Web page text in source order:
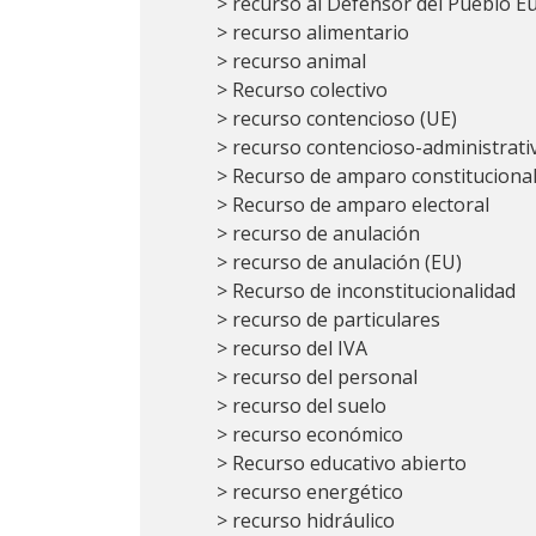
> recurso alimentario
> recurso animal
> Recurso colectivo
> recurso contencioso (UE)
> recurso contencioso-
> Recurso de amparo constitucional
> Recurso de amparo electoral
> recurso de anulación
> recurso de anulación (EU)
> Recurso de inconstitucionalidad
> recurso de particulares
> recurso del IVA
> recurso del personal
> recurso del suelo
> recurso económico
> Recurso educativo abierto
> recurso energético
> recurso hidráulico